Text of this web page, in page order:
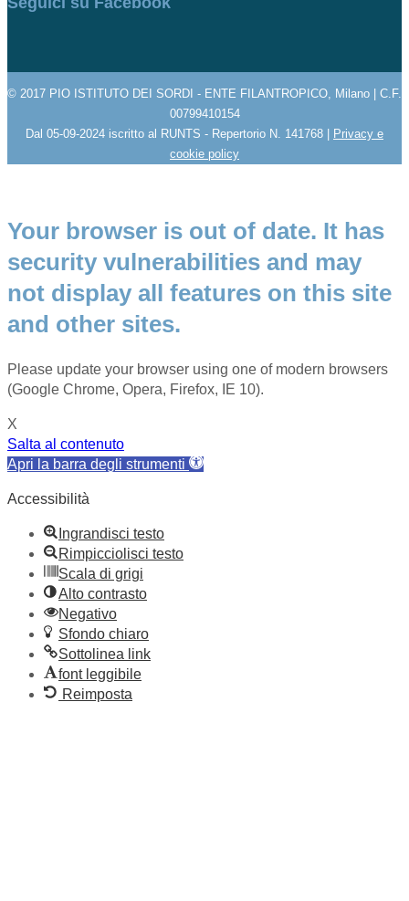
© 2017 PIO ISTITUTO DEI SORDI - ENTE FILANTROPICO, Milano | C.F.
00799410154
Dal 05-09-2024 iscritto al RUNTS - Repertorio N. 141768 | Privacy e
cookie policy
Your browser is out of date. It has
security vulnerabilities and may
not display all features on this site
and other sites.
Please update your browser using one of modern browsers
(Google Chrome, Opera, Firefox, IE 10).
X
Salta al contenuto
Apri la barra degli strumenti
Accessibilità
Ingrandisci testo
Rimpicciolisci testo
Scala di grigi
Alto contrasto
Negativo
Sfondo chiaro
Sottolinea link
font leggibile
Reimposta